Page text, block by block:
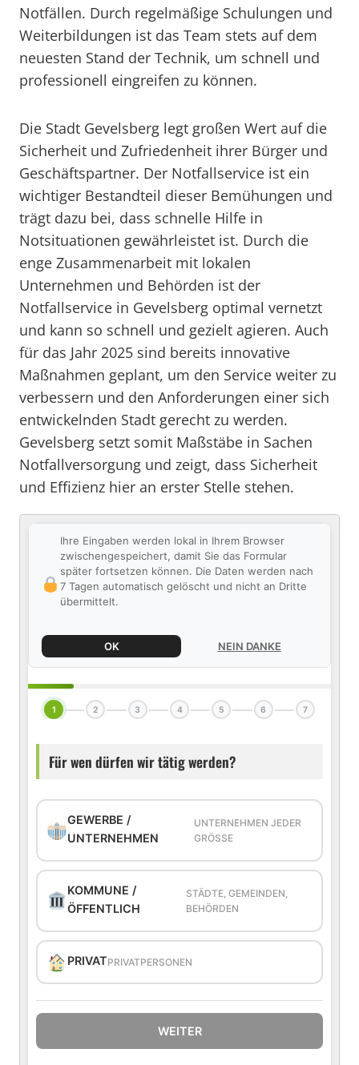
Notfällen. Durch regelmäßige Schulungen und
Weiterbildungen ist das Team stets auf dem
neuesten Stand der Technik, um schnell und
professionell eingreifen zu können.
Die Stadt Gevelsberg legt großen Wert auf die
Sicherheit und Zufriedenheit ihrer Bürger und
Geschäftspartner. Der Notfallservice ist ein
wichtiger Bestandteil dieser Bemühungen und
trägt dazu bei, dass schnelle Hilfe in
Notsituationen gewährleistet ist. Durch die
enge Zusammenarbeit mit lokalen
Unternehmen und Behörden ist der
Notfallservice in Gevelsberg optimal vernetzt
und kann so schnell und gezielt agieren. Auch
für das Jahr 2025 sind bereits innovative
Maßnahmen geplant, um den Service weiter zu
verbessern und den Anforderungen einer sich
entwickelnden Stadt gerecht zu werden.
Gevelsberg setzt somit Maßstäbe in Sachen
Notfallversorgung und zeigt, dass Sicherheit
und Effizienz hier an erster Stelle stehen.
Ihre Eingaben werden lokal in Ihrem Browser
zwischengespeichert, damit Sie das Formular
später fortsetzen können. Die Daten werden nach
7 Tagen automatisch gelöscht und nicht an Dritte
übermittelt.
OK NEIN DANKE
1 2 3 4 5 6 7
Für wen dürfen wir tätig werden?
GEWERBE /
UNTERNEHMEN
UNTERNEHMEN JEDER
GRÖSSE
KOMMUNE /
ÖFFENTLICH
STÄDTE, GEMEINDEN,
BEHÖRDEN
PRIVATPRIVATPERSONEN
WEITER